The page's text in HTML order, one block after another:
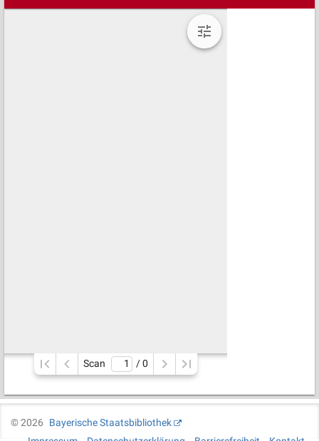
Scan / 0
©2026
Bayerische Staatsbibliothek